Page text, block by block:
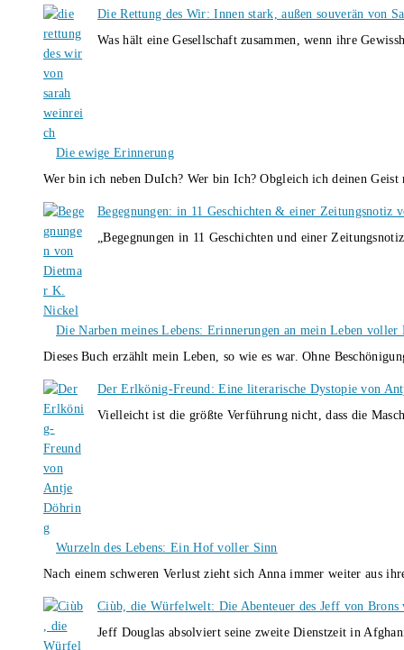
Die Rettung des Wir: Innen stark, außen souverän von
Was hält eine Gesellschaft zusammen, wenn ihre
Die ewige Erinnerung
Wer bin ich neben DuIch? Wer bin Ich? Obgleich ich deinen
Begegnungen: in 11 Geschichten & einer Zeitungsnotiz
„Begegnungen in 11 Geschichten und einer
Die Narben meines Lebens: Erinnerungen an mein Leben
Dieses Buch erzählt mein Leben, so wie es war. Ohne
Der Erlkönig-Freund: Eine literarische Dystopie von
Vielleicht ist die größte Verführung nicht, dass die
Wurzeln des Lebens: Ein Hof voller Sinn
Nach einem schweren Verlust zieht sich Anna immer weiter aus
Ciùb, die Würfelwelt: Die Abenteuer des Jeff von Brons
Jeff Douglas absolviert seine zweite Dienstzeit in